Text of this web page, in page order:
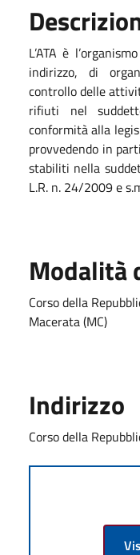
L’ATA è
indirizzo, di
controllo delle
rifiuti nel
conformità alla
provvedendo in
stabiliti nella
L.R. n. 24/2009 e
Modalità
Corso della
Macerata (MC)
Indirizzo
Corso della